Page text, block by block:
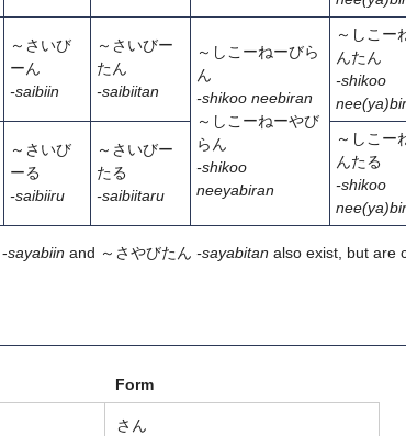
～さいび
ーん
-saibiin
～さいびー
たん
-saibiitan
～しこーねーびら
ん
-shikoo neebiran
～しこーねーやび
らん
-shikoo
neeyabiran
～しこー
んたん
-shikoo
～さいび
ーる
-saibiiru
～さいびー
たる
-saibiitaru
～しこー
んたる
-shikoo
sayabiin and ～さやびたん -sayabitan also exist, but are
Form
さん